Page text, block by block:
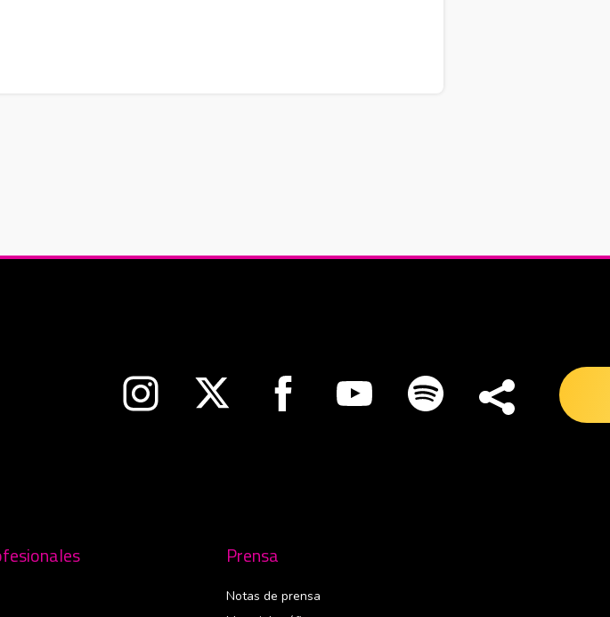
Abre en nueva ventanaAbre en nueva ventanaAbre en nueva ventanaAbre en nueva ventanaAbre en nueva ventana
Prensa
Notas de prensa